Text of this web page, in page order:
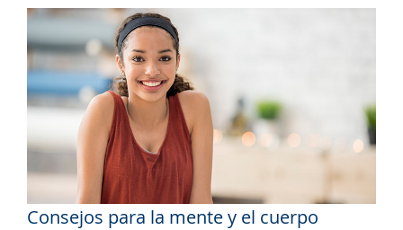
Consejos para la mente y el cuerpo